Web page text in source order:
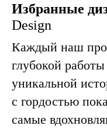
Избранные
Design
Каждый наш
глубокой
уникальной
с гордостью
самые